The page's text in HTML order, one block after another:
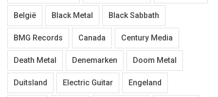
België Black Metal Black Sabbath
BMG Records Canada Century Media
Death Metal Denemarken Doom Metal
Duitsland Electric Guitar Engeland